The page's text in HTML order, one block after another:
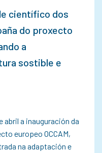
científico dos
do proxecto
a
sostible e
abril a inauguración da
europeo OCCAM,
na adaptación e